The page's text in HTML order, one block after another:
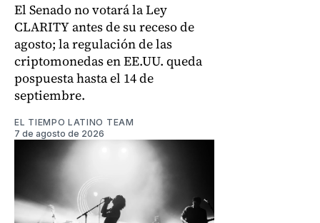
El Senado no votará la Ley
CLARITY antes de su receso de
agosto; la regulación de las
criptomonedas en EE.UU. queda
pospuesta hasta el 14 de
septiembre.
EL TIEMPO LATINO TEAM
7 de agosto de 2026